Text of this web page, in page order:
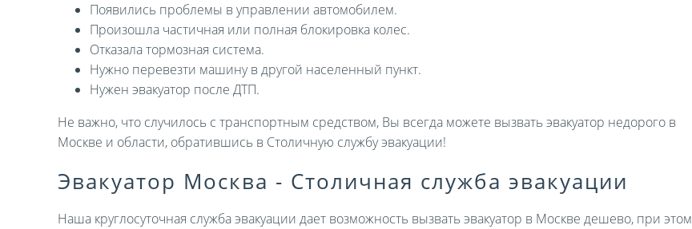
Появились проблемы в управлении автомобилем.
Произошла частичная или полная блокировка колес.
Отказала тормозная система.
Нужно перевезти машину в другой населенный пункт.
Нужен эвакуатор после ДТП.
Не важно, что случилось с транспортным средством, Вы всегда можете вызвать эвакуатор недорого в
Москве и области, обратившись в Столичную службу эвакуации!
Эвакуатор Москва - Столичная служба эвакуации
Наша круглосуточная служба эвакуации дает возможность вызвать эвакуатор в Москве дешево, при этом